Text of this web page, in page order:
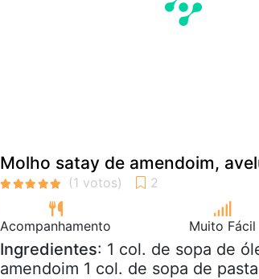
Molho satay de amendoim,
Acompanhamento Muito Fácil
Ingredientes: 1 col. de sopa de
amendoim 1 col. de sopa de